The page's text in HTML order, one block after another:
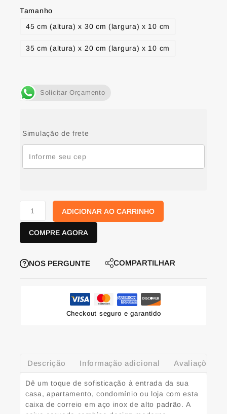
Tamanho
45 cm (altura) x 30 cm (largura) x 10 cm
35 cm (altura) x 20 cm (largura) x 10 cm
Solicitar Orçamento
Simulação de frete
ADICIONAR AO CARRINHO
COMPRE AGORA
NOS PERGUNTE COMPARTILHAR
Checkout seguro e garantido
Descrição Informação adicional Avaliações
Dê um toque de sofisticação à entrada da sua
casa, apartamento, condomínio ou loja com esta
caixa de correio em aço inox de alto padrão. A